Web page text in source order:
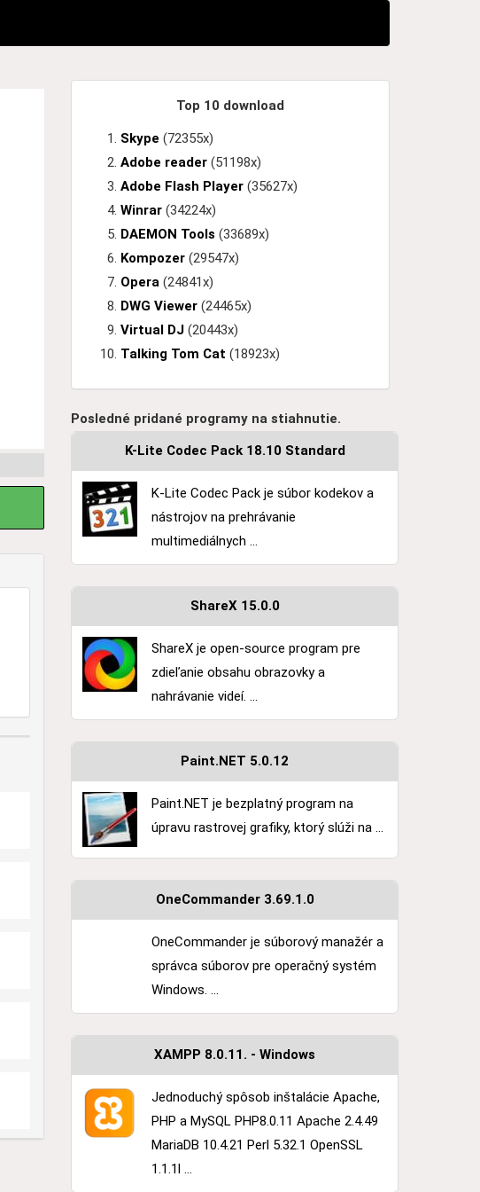
Top 10 download
Skype (72355x)
Adobe reader (51198x)
Adobe Flash Player (35627x)
Winrar (34224x)
DAEMON Tools (33689x)
Kompozer (29547x)
Opera (24841x)
DWG Viewer (24465x)
Virtual DJ (20443x)
Talking Tom Cat (18923x)
Posledné pridané programy na stiahnutie.
K-Lite Codec Pack 18.10 Standard
K-Lite Codec Pack je súbor kodekov a
nástrojov na prehrávanie
multimediálnych ...
ShareX 15.0.0
ShareX je open-source program pre
zdieľanie obsahu obrazovky a
nahrávanie videí. ...
Paint.NET 5.0.12
Paint.NET je bezplatný program na
úpravu rastrovej grafiky, ktorý slúži na ...
OneCommander 3.69.1.0
OneCommander je súborový manažér a
správca súborov pre operačný systém
Windows. ...
XAMPP 8.0.11. - Windows
Jednoduchý spôsob inštalácie Apache,
PHP a MySQL PHP8.0.11 Apache 2.4.49
MariaDB 10.4.21 Perl 5.32.1 OpenSSL
1.1.1l ...